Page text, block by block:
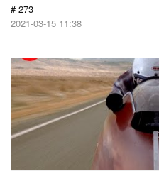
# 273
2021-03-15 11:38